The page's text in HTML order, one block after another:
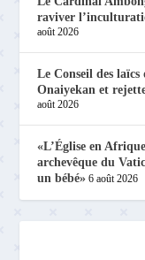
raviver
août 2026
Le Conseil des
Onaiyekan et
août 2026
«L’Église en
archevêque du
un bébé» 6 août 2026